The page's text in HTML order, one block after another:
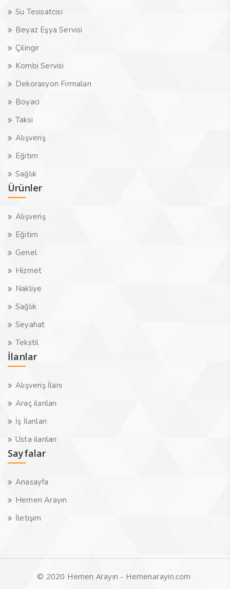
Su Tesisatcisi
Beyaz Eşya Servisi
Çilingir
Kombi Servisi
Dekorasyon Firmaları
Boyacı
Taksi
Alışveriş
Eğitim
Sağlık
Ürünler
Alışveriş
Eğitim
Genel
Hizmet
Nakliye
Sağlık
Seyahat
Tekstil
İlanlar
Alışveriş İlanı
Araç ilanları
İş İlanları
Usta ilanları
Sayfalar
Anasayfa
Hemen Arayın
İletişim
© 2020 Hemen Arayın - Hemenarayin.com